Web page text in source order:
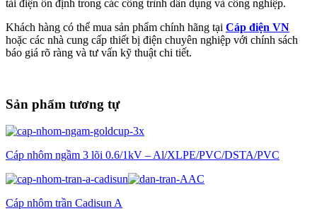
tải điện ổn định trong các công trình dân dụng và công nghiệp.
Khách hàng có thể mua sản phẩm chính hãng tại Cáp điện VN
hoặc các nhà cung cấp thiết bị điện chuyên nghiệp với chính sách
báo giá rõ ràng và tư vấn kỹ thuật chi tiết.
Sản phẩm tương tự
Cáp nhôm ngầm 3 lõi 0.6/1kV – Al/XLPE/PVC/DSTA/PVC
Cáp nhôm trần Cadisun A